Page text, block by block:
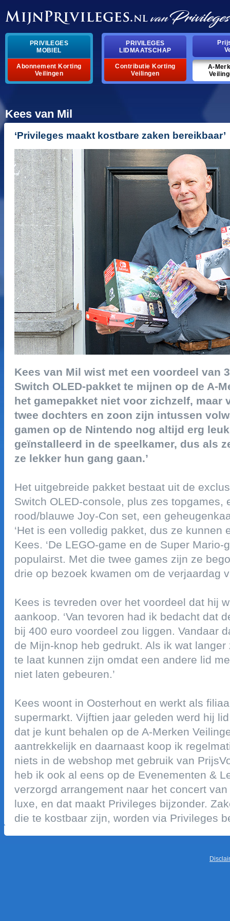
privileges
mobiel
abonnement korting
veilingen
privileges
lidmaatschap
contributie korting
veilingen
a-
kees van mil
‘privileges maakt kostbare zaken bereikbaar’
kees van mil wist met een voordeel van
switch oled-pakket te mijnen op de a-
het gamepakket niet voor zichzelf, maar
twee dochters en zoon zijn intussen
gamen op de nintendo nog altijd erg
geïnstalleerd in de speelkamer, dus als
ze lekker hun gang gaan.’
het uitgebreide pakket bestaat uit de
switch oled-console, plus zes topgames,
rood/blauwe joy-con set, een
‘het is een volledig pakket, dus ze kunnen
kees. ‘de lego-game en de super mario-
populairst. met die twee games zijn ze
drie op bezoek kwamen om de verjaardag
kees is tevreden over het voordeel dat hij
aankoop. ‘van tevoren had ik bedacht dat
bij 400 euro voordeel zou liggen. vandaar
de mijn-knop heb gedrukt. als ik wat
te laat kunnen zijn omdat een andere lid
niet laten gebeuren.’
kees woont in oosterhout en werkt als
supermarkt. vijftien jaar geleden werd hij
dat je kunt behalen op de a-merken
aantrekkelijk en daarnaast koop ik
niets in de webshop met gebruik van
heb ik ook al eens op de evenementen &
verzorgd arrangement naar het concert
luxe, en dat maakt privileges bijzonder.
die te kostbaar zijn, worden via privileges